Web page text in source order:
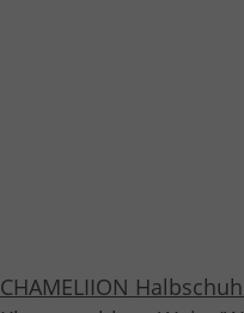
CHAMELIION